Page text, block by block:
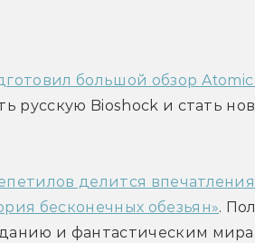
большой обзор
русскую Bioshock и стать
делится
бесконечных обезьян».
и фантастическим